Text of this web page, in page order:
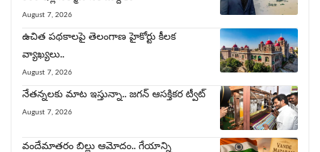
August 7, 2026
ఉచిత పథకాలపై తెలంగాణ హైకోర్టు కీలక
వ్యాఖ్యలు..
August 7, 2026
నేత‌న్న‌ల‌కు మాట ఇస్తున్నా.. జ‌గ‌న్ ఆసక్తిక‌ర ట్వీట్‌
August 7, 2026
వందేమాతరం బిల్లు ఆమోదం.. గేయాన్ని